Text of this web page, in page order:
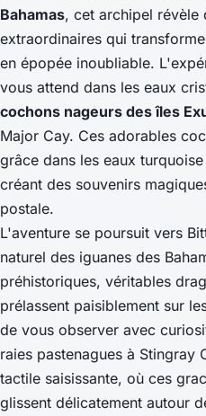
Bahamas, cet archipel révèle
extraordinaires qui
en épopée inoubliable.
vous attend dans les eaux
cochons nageurs des îles
Major Cay. Ces adorables
grâce dans les eaux
créant des souvenirs
postale.
L'aventure se poursuit vers
naturel des iguanes des
préhistoriques, véritables
prélassent paisiblement sur
de vous observer avec
raies pastenagues à Stingray
tactile saisissante, où ces
glissent délicatement autour